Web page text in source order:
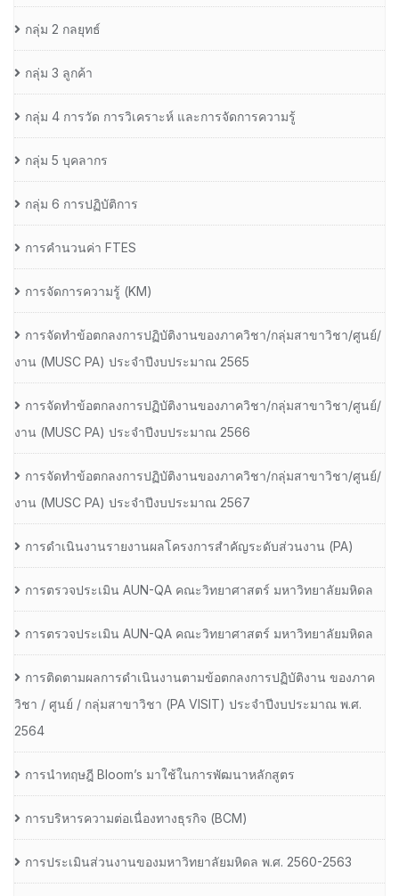
กลุ่ม 2 กลยุทธ์
กลุ่ม 3 ลูกค้า
กลุ่ม 4 การวัด การวิเคราะห์ และการจัดการความรู้
กลุ่ม 5 บุคลากร
กลุ่ม 6 การปฏิบัติการ
การคำนวนค่า FTES
การจัดการความรู้ (KM)
การจัดทำข้อตกลงการปฏิบัติงานของภาควิชา/กลุ่มสาขาวิชา/ศูนย์/
งาน (MUSC PA) ประจำปีงบประมาณ 2565
การจัดทำข้อตกลงการปฏิบัติงานของภาควิชา/กลุ่มสาขาวิชา/ศูนย์/
งาน (MUSC PA) ประจำปีงบประมาณ 2566
การจัดทำข้อตกลงการปฏิบัติงานของภาควิชา/กลุ่มสาขาวิชา/ศูนย์/
งาน (MUSC PA) ประจำปีงบประมาณ 2567
การดำเนินงานรายงานผลโครงการสำคัญระดับส่วนงาน (PA)
การตรวจประเมิน AUN-QA คณะวิทยาศาสตร์ มหาวิทยาลัยมหิดล
การตรวจประเมิน AUN-QA คณะวิทยาศาสตร์ มหาวิทยาลัยมหิดล
การติดตามผลการดำเนินงานตามข้อตกลงการปฏิบัติงาน ของภาค
วิชา / ศูนย์ / กลุ่มสาขาวิชา (PA VISIT) ประจำปีงบประมาณ พ.ศ.​
2564
การนำทฤษฎี Bloom’s มาใช้ในการพัฒนาหลักสูตร
การบริหารความต่อเนื่องทางธุรกิจ (BCM)
การประเมินส่วนงานของมหาวิทยาลัยมหิดล พ.ศ. 2560-2563